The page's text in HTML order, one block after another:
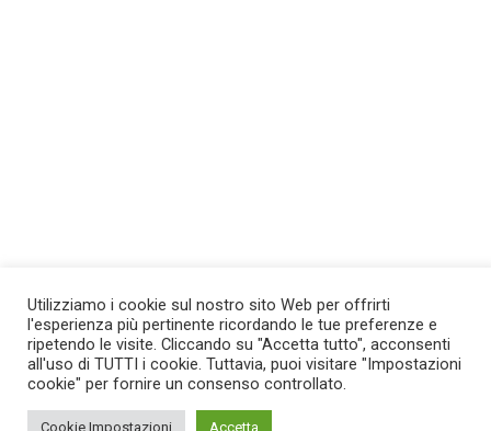
Utilizziamo i cookie sul nostro sito Web per offrirti
l'esperienza più pertinente ricordando le tue preferenze e
ripetendo le visite. Cliccando su "Accetta tutto", acconsenti
all'uso di TUTTI i cookie. Tuttavia, puoi visitare "Impostazioni
cookie" per fornire un consenso controllato.
Cookie Impostazioni Accetta